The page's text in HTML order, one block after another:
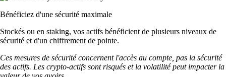
Bénéficiez d'une sécurité maximale
Stockés ou en staking, vos actifs bénéficient de plusieurs niveaux de
sécurité et d'un chiffrement de pointe.
Ces mesures de sécurité concernent l'accès au compte, pas la sécurité
des actifs. Les crypto-actifs sont risqués et la volatilité peut impacter la